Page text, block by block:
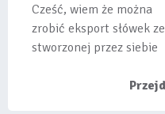
Cześć, wiem że można
zrobić eksport słówek ze
stworzonej przez siebie